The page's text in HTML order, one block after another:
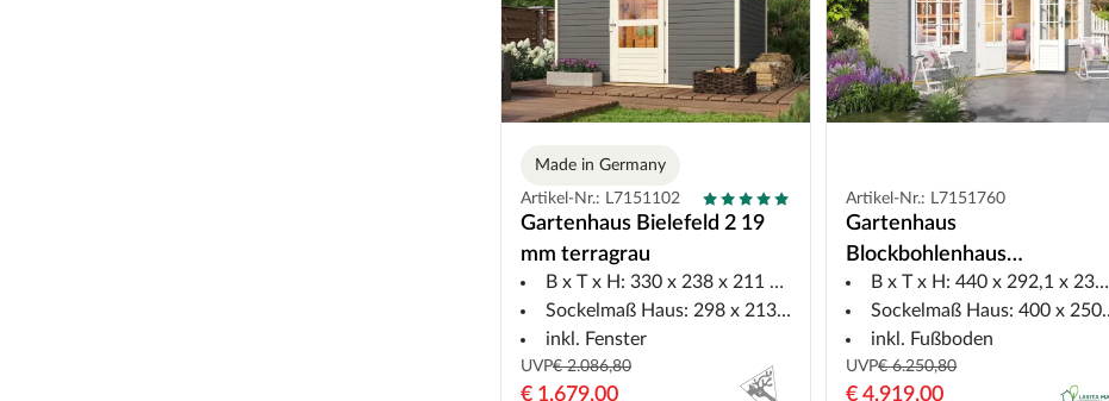
Made in Germany
Artikel-Nr.: L7151102
Gartenhaus Bielefeld 2 19
mm terragrau
B x T x H: 330 x 238 x 211 cm
Sockelmaß Haus: 298 x 213 cm
inkl. Fenster
UVP€ 2.086,80
€ 1.679,00
Artikel-Nr.: L7151760
Gartenhaus
Blockbohlenhaus
Kensington 44 mm lichtgrau
B x T x H: 440 x 292,1 x 239,4 cm
Sockelmaß Haus: 400 x 250 cm
inkl. Fußboden
UVP€ 6.250,80
€ 4.919,00